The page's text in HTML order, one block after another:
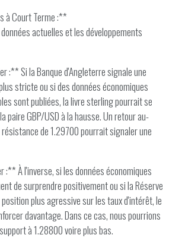
à Court Terme :**
actuelles et les développements
:** Si la Banque d'Angleterre signale une
stricte ou si des données économiques
sont publiées, la livre sterling pourrait se
paire GBP/USD à la hausse. Un retour au-
de 1.29700 pourrait signaler une
À l'inverse, si les données économiques
de surprendre positivement ou si la Réserve
plus agressive sur les taux d'intérêt, le
davantage. Dans ce cas, nous pourrions
à 1.28800 voire plus bas.